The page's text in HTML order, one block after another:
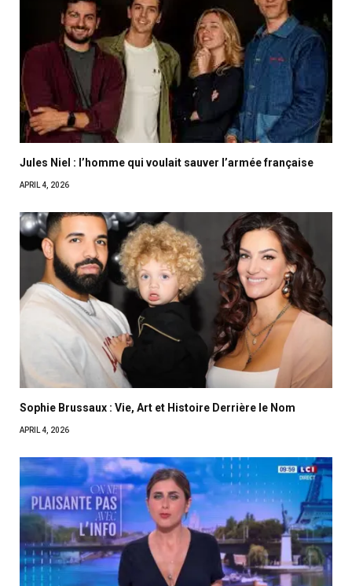
Jules Niel : l’homme qui voulait sauver l’armée française
APRIL 4, 2026
Sophie Brussaux : Vie, Art et Histoire Derrière le Nom
APRIL 4, 2026